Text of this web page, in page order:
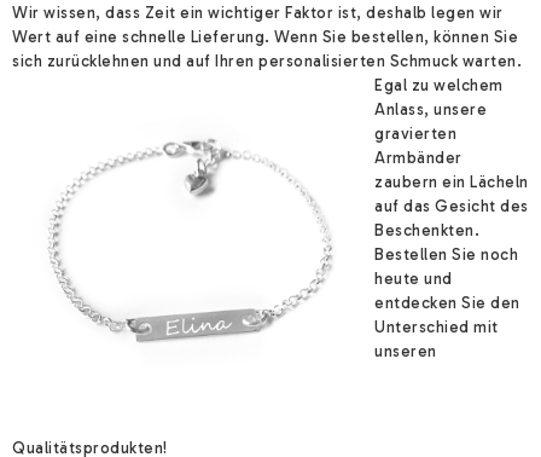
Wir wissen, dass Zeit ein wichtiger Faktor ist, deshalb legen wir
Wert auf eine schnelle Lieferung. Wenn Sie bestellen, können Sie
sich zurücklehnen und auf Ihren personalisierten Schmuck warten.
Egal zu welchem
Anlass, unsere
gravierten
Armbänder
zaubern ein Lächeln
auf das Gesicht des
Beschenkten.
Bestellen Sie noch
heute und
entdecken Sie den
Unterschied mit
unseren
Qualitätsprodukten!